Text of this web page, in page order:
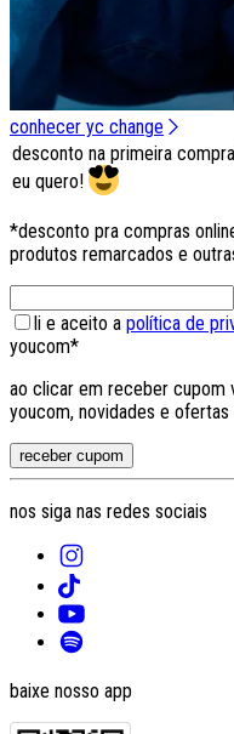
conhecer yc change
desconto na primeira
eu quero!
*desconto pra compras
produtos remarcados e
li e aceito a política de
youcom*
ao clicar em receber
youcom, novidades e ofertas
receber cupom
nos siga nas redes sociais
baixe nosso app